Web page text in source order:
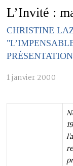
L’Invité :
CHRISTINE
1 janvier 2000